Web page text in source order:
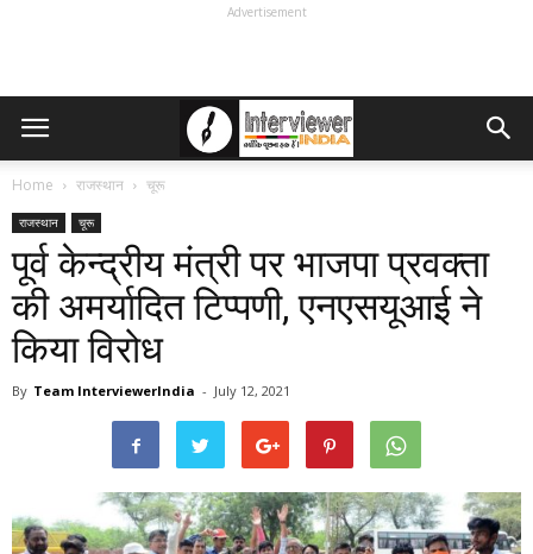
Advertisement
Home राजस्थान चूरू
राजस्थान चूरू
पूर्व केन्द्रीय मंत्री पर भाजपा प्रवक्ता
की अमर्यादित टिप्पणी, एनएसयूआई ने
किया विरोध
By Team InterviewerIndia - July 12, 2021